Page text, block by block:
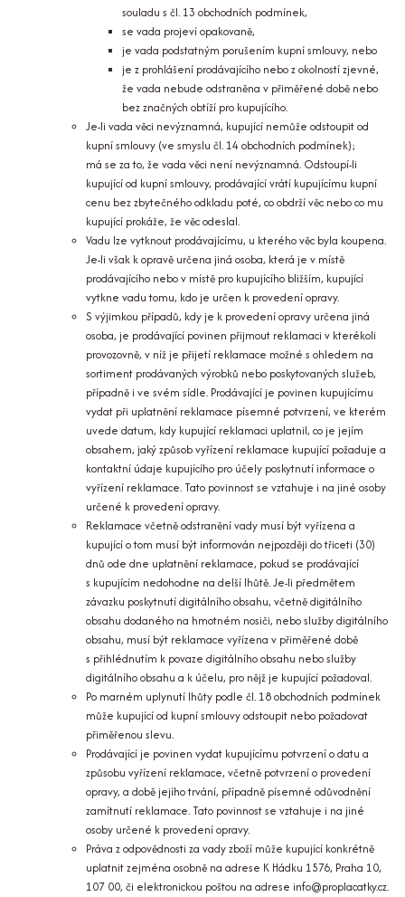
souladu s čl. 13 obchodních podmínek,
se vada projeví opakovaně,
je vada podstatným porušením kupní smlouvy, nebo
je z prohlášení prodávajícího nebo z okolností zjevné,
že vada nebude odstraněna v přiměřené době nebo
bez značných obtíží pro kupujícího.
Je-li vada věci nevýznamná, kupující nemůže odstoupit od
kupní smlouvy (ve smyslu čl. 14 obchodních podmínek);
má se za to, že vada věci není nevýznamná. Odstoupí-li
kupující od kupní smlouvy, prodávající vrátí kupujícímu kupní
cenu bez zbytečného odkladu poté, co obdrží věc nebo co mu
kupující prokáže, že věc odeslal.
Vadu lze vytknout prodávajícímu, u kterého věc byla koupena.
Je-li však k opravě určena jiná osoba, která je v místě
prodávajícího nebo v místě pro kupujícího bližším, kupující
vytkne vadu tomu, kdo je určen k provedení opravy.
S výjimkou případů, kdy je k provedení opravy určena jiná
osoba, je prodávající povinen přijmout reklamaci v kterékoli
provozovně, v níž je přijetí reklamace možné s ohledem na
sortiment prodávaných výrobků nebo poskytovaných služeb,
případně i ve svém sídle. Prodávající je povinen kupujícímu
vydat při uplatnění reklamace písemné potvrzení, ve kterém
uvede datum, kdy kupující reklamaci uplatnil, co je jejím
obsahem, jaký způsob vyřízení reklamace kupující požaduje a
kontaktní údaje kupujícího pro účely poskytnutí informace o
vyřízení reklamace. Tato povinnost se vztahuje i na jiné osoby
určené k provedení opravy.
Reklamace včetně odstranění vady musí být vyřízena a
kupující o tom musí být informován nejpozději do třiceti (30)
dnů ode dne uplatnění reklamace, pokud se prodávající
s kupujícím nedohodne na delší lhůtě. Je-li předmětem
závazku poskytnutí digitálního obsahu, včetně digitálního
obsahu dodaného na hmotném nosiči, nebo služby digitálního
obsahu, musí být reklamace vyřízena v přiměřené době
s přihlédnutím k povaze digitálního obsahu nebo služby
digitálního obsahu a k účelu, pro nějž je kupující požadoval.
Po marném uplynutí lhůty podle čl. 18 obchodních podmínek
může kupující od kupní smlouvy odstoupit nebo požadovat
přiměřenou slevu.
Prodávající je povinen vydat kupujícímu potvrzení o datu a
způsobu vyřízení reklamace, včetně potvrzení o provedení
opravy, a době jejího trvání, případně písemné odůvodnění
zamítnutí reklamace. Tato povinnost se vztahuje i na jiné
osoby určené k provedení opravy.
Práva z odpovědnosti za vady zboží může kupující konkrétně
uplatnit zejména osobně na adrese K Hádku 1576, Praha 10,
107 00, či elektronickou poštou na adrese info@proplacatky.cz.